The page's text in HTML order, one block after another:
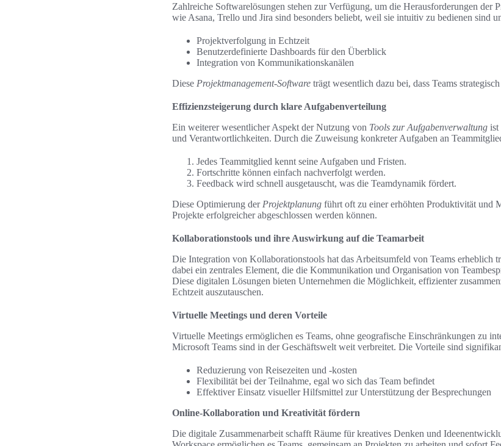
Zahlreiche Softwarelösungen stehen zur Verfügung, um die Herausforderungen der
wie Asana, Trello und Jira sind besonders beliebt, weil sie intuitiv zu bedienen sind
Projektverfolgung in Echtzeit
Benutzerdefinierte Dashboards für den Überblick
Integration von Kommunikationskanälen
Diese Projektmanagement-Software trägt wesentlich dazu bei, dass Teams
Effizienzsteigerung durch klare Aufgabenverteilung
Ein weiterer wesentlicher Aspekt der Nutzung von Tools zur Aufgabenverwaltung ist
und Verantwortlichkeiten. Durch die Zuweisung konkreter Aufgaben an
Jedes Teammitglied kennt seine Aufgaben und Fristen.
Fortschritte können einfach nachverfolgt werden.
Feedback wird schnell ausgetauscht, was die Teamdynamik fördert.
Diese Optimierung der Projektplanung führt oft zu einer erhöhten Produktivität und
Projekte erfolgreicher abgeschlossen werden können.
Kollaborationstools und ihre Auswirkung auf die Teamarbeit
Die Integration von Kollaborationstools hat das Arbeitsumfeld von Teams erheblich
dabei ein zentrales Element, die die Kommunikation und Organisation von
Diese digitalen Lösungen bieten Unternehmen die Möglichkeit, effizienter
Echtzeit auszutauschen.
Virtuelle Meetings und deren Vorteile
Virtuelle Meetings ermöglichen es Teams, ohne geografische Einschränkungen zu
Microsoft Teams sind in der Geschäftswelt weit verbreitet. Die Vorteile sind
Reduzierung von Reisezeiten und -kosten
Flexibilität bei der Teilnahme, egal wo sich das Team befindet
Effektiver Einsatz visueller Hilfsmittel zur Unterstützung der Besprechungen
Online-Kollaboration und Kreativität fördern
Die digitale Zusammenarbeit schafft Räume für kreatives Denken und